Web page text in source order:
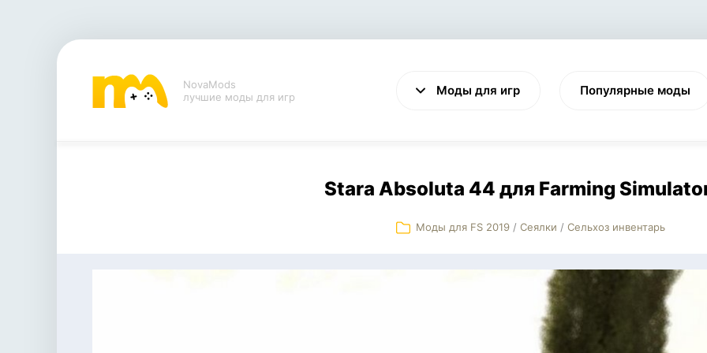
NovaMods
лучшие моды для игр
Моды для игр
VALHEIM CYBERPUNK 2077
Популярные моды
Stara Absoluta 44 для Farming
Моды для FS 2019/ Сеялки / Сельхоз инвентарь